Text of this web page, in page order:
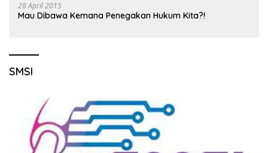
28 April 2015
Mau Dibawa Kemana Penegakan Hukum Kita?!
SMSI